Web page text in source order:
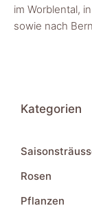
im Worblental,
sowie nach
Kategorien
Rosen
Pflanzen